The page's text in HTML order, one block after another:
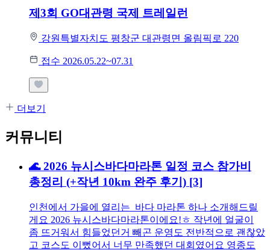
제3회 GO대관령 국제 트레일런
강원특별자치도 평창군 대관령면 올림픽로 220
접수 2026.05.22~07.31
더보기
커뮤니티
🌊 2026 뉴시스바다마라톤 일정 코스 참가비
총정리 (+작년 10km 완주 후기) [3]
인천에서 가을에 열리는 바다 마라톤 하나 소개해드릴
게요 2026 뉴시스바다마라톤이에요!ㅎ 작년에 얼굴이
좀 뜨거워서 힘들었던거 빼곤 운영도 전반적으로 괜찮았
고 코스도 이뻤어서 너무 만족했던 대회였어요 영종도